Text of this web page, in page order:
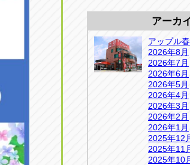
アーカ
アップル
2026年8月
2026年7月
2026年6月
2026年5月
2026年4月
2026年3月
2026年2月
2026年1月
2025年12
2025年11
2025年10